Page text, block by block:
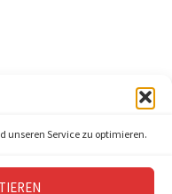
unseren Service zu optimieren.